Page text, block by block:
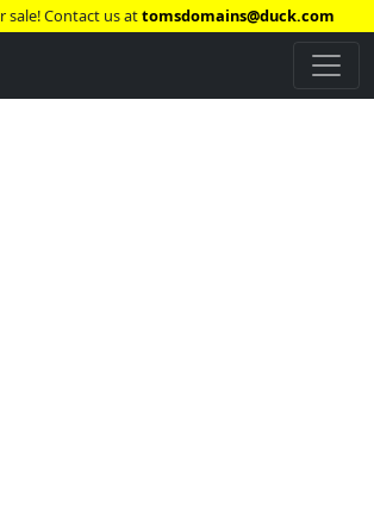
sale! Contact us attomsdomains@duck.com